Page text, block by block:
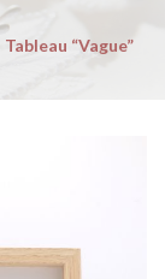
Tableau “Vague”